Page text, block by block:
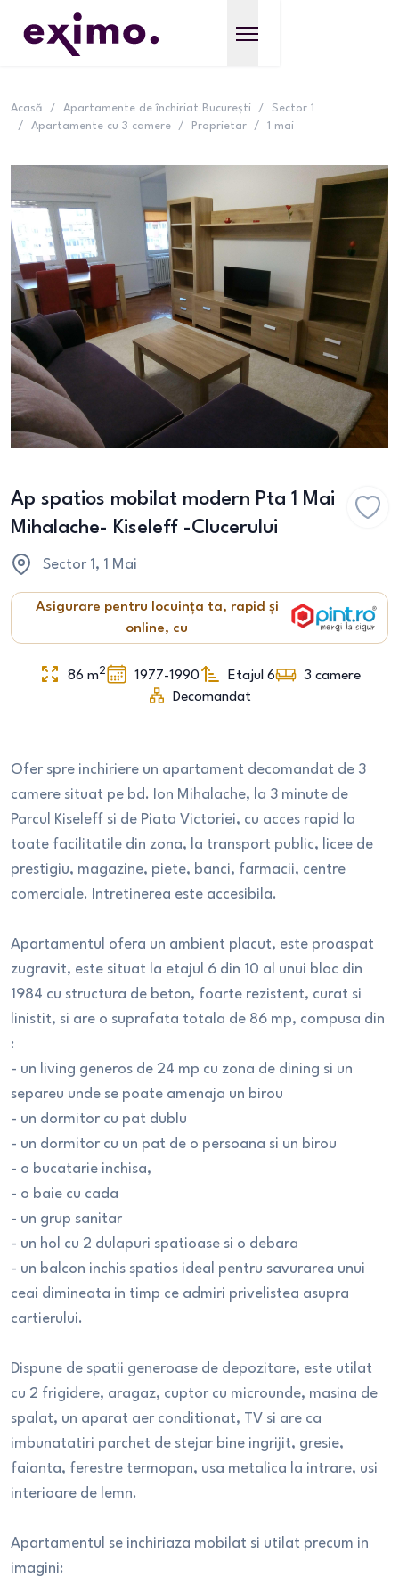
Acasă / Apartamente de închiriat București /
Sector 1
/
Apartamente cu 3 camere / Proprietar / 1 mai
Ap spatios mobilat modern Pta 1 Mai
Mihalache- Kiseleff -Clucerului
Sector 1 , 1 Mai
Asigurare pentru locuința ta, rapid și
online, cu
86 m2 1977-1990 Etajul 6 3 camere
Decomandat
Ofer spre inchiriere un apartament decomandat de 3
camere situat pe bd. Ion Mihalache, la 3 minute de
Parcul Kiseleff si de Piata Victoriei, cu acces rapid la
toate facilitatile din zona, la transport public, licee de
prestigiu, magazine, piete, banci, farmacii, centre
comerciale. Intretinerea este accesibila.
Apartamentul ofera un ambient placut, este proaspat
zugravit, este situat la etajul 6 din 10 al unui bloc din
1984 cu structura de beton, foarte rezistent, curat si
linistit, si are o suprafata totala de 86 mp, compusa din
:
- un living generos de 24 mp cu zona de dining si un
separeu unde se poate amenaja un birou
- un dormitor cu pat dublu
- un dormitor cu un pat de o persoana si un birou
- o bucatarie inchisa,
- o baie cu cada
- un grup sanitar
- un hol cu 2 dulapuri spatioase si o debara
- un balcon inchis spatios ideal pentru savurarea unui
ceai dimineata in timp ce admiri privelistea asupra
cartierului.
Dispune de spatii generoase de depozitare, este utilat
cu 2 frigidere, aragaz, cuptor cu microunde, masina de
spalat, un aparat aer conditionat, TV si are ca
imbunatatiri parchet de stejar bine ingrijit, gresie,
faianta, ferestre termopan, usa metalica la intrare, usi
interioare de lemn.
Apartamentul se inchiriaza mobilat si utilat precum in
imagini: